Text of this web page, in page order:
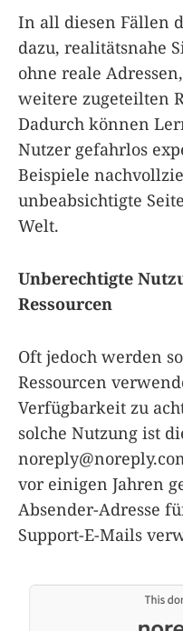
In all diesen Fällen
dazu, realitätsnahe
ohne reale
weitere zugeteilten
Dadurch können
Nutzer gefahrlos
Beispiele
unbeabsichtigte
Welt.
Unberechtigte
Ressourcen
Oft jedoch werden
Ressourcen
Verfügbarkeit zu
solche Nutzung ist
vor einigen Jahren
Absender-Adresse
Support-E-Mails